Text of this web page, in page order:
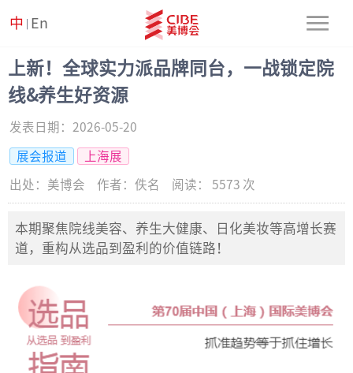
中 En
上新！全球实力派品牌同台，一战锁定院
线&养生好资源
发表日期： 2026-05-20
展会报道 上海展
出处： 美博会 作者： 佚名 阅读： 5573 次
本期聚焦院线美容、养生大健康、日化美妆等高增长赛
道，重构从选品到盈利的价值链路！